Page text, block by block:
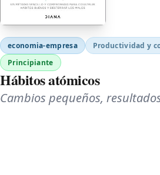
economia-empresa
Productividad y
Principiante
Hábitos atómicos
Cambios pequeños,